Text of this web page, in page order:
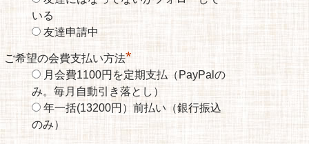
いる
友達申請中
ご希望の会費支払い方法*
月会費1100円を定期支払（PayPalの
み。毎月自動引き落とし）
年一括(13200円）前払い（銀行振込
のみ）